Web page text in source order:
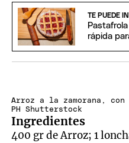
TE PUEDE
rápida
Arroz a la zamorana,
PH Shutterstock
Ingredientes
400 gr de Arroz; 1